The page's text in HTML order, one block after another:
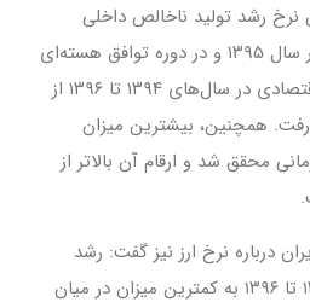
نرخ رشد تولید ناخالص داخلی
(GDP) طی سه دهه اخیر در سال ۱۳۹۵ و در دوره توافق هسته‌ای
ثبت شد؛ به‌طوری‌که رشد اقتصادی در سال‌های ۱۳۹۴ تا ۱۳۹۶ از
رفت. همچنین، بیشترین میزان
محقق شد و ارقام آن بالاتر از
درباره نرخ ارز نیز گفت: رشد
قیمت دلار در سال‌های ۱۳۹۴ تا ۱۳۹۶ به کمترین میزان در میان